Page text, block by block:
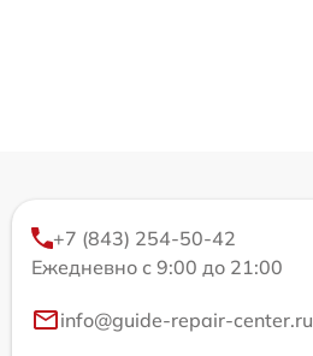
+7 (843) 254-50-42
Ежедневно с 9:00 до 21:00
info@guide-repair-center.ru